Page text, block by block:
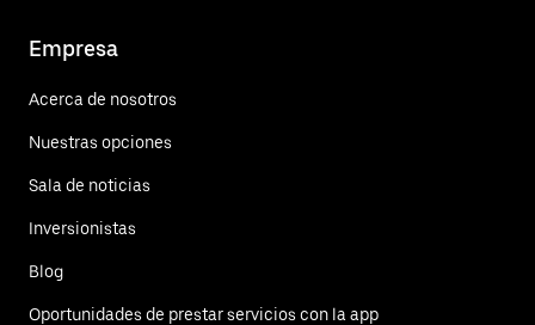
Empresa
Acerca de nosotros
Nuestras opciones
Sala de noticias
Inversionistas
Blog
Oportunidades de prestar servicios con la app